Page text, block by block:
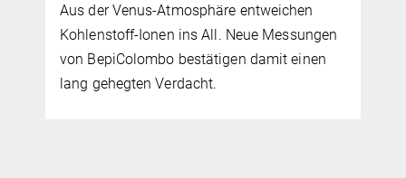
Krueger@...
Max-Planck-Institut für Sonnensystemforschung, Göttingen
Aus der Venus-Atmosphäre entweichen
Kohlenstoff-Ionen ins All. Neue Messungen
von BepiColombo bestätigen damit einen
lang gehegten Verdacht.